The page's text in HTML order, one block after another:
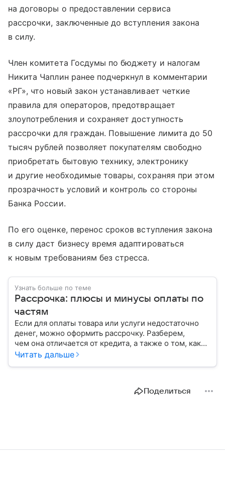
на договоры о предоставлении сервиса
рассрочки, заключенные до вступления закона
в силу.
Член комитета Госдумы по бюджету и налогам
Никита Чаплин ранее подчеркнул в комментарии
«РГ», что новый закон устанавливает четкие
правила для операторов, предотвращает
злоупотребления и сохраняет доступность
рассрочки для граждан. Повышение лимита до 50
тысяч рублей позволяет покупателям свободно
приобретать бытовую технику, электронику
и другие необходимые товары, сохраняя при этом
прозрачность условий и контроль со стороны
Банка России.
По его оценке, перенос сроков вступления закона
в силу даст бизнесу время адаптироваться
к новым требованиям без стресса.
Узнать больше по теме
Рассрочка: плюсы и минусы оплаты по
частям
Если для оплаты товара или услуги недостаточно
денег, можно оформить рассрочку. Разберем,
чем она отличается от кредита, а также о том, каков
процесс предоставления этой услуги.
Читать дальше
Поделиться